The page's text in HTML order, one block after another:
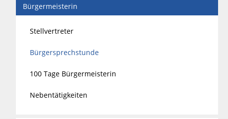
Bürgermeisterin
Stellvertreter
Bürgersprechstunde
100 Tage Bürgermeisterin
Nebentätigkeiten